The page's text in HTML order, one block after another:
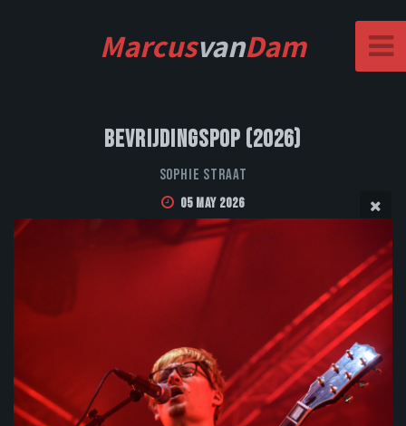
MarcusvanDam
Bevrijdingspop (2026)
Sophie Straat
05 May 2026